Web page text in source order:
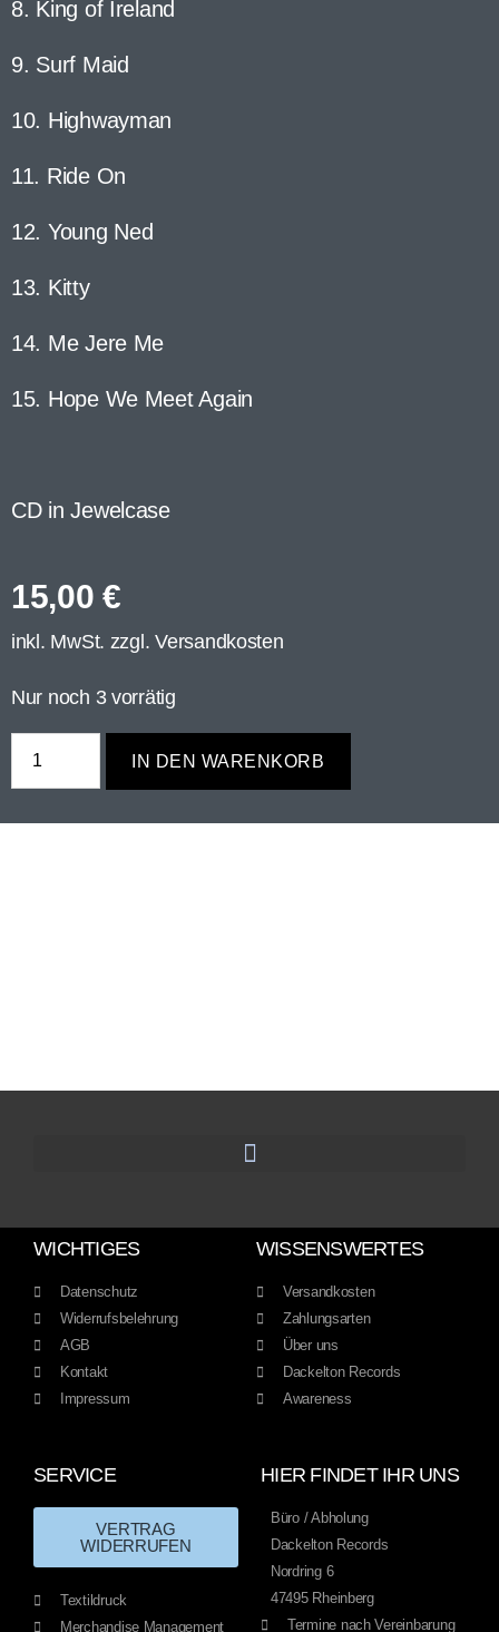
8. King of Ireland
9. Surf Maid
10. Highwayman
11. Ride On
12. Young Ned
13. Kitty
14. Me Jere Me
15. Hope We Meet Again
CD in Jewelcase
15,00€
inkl. MwSt. zzgl.Versandkosten
Nur noch 3 vorrätig
IN DEN WARENKORB
WICHTIGES
Datenschutz
Widerrufsbelehrung
AGB
Kontakt
Impressum
WISSENSWERTES
Versandkosten
Zahlungsarten
Über uns
Dackelton Records
Awareness
SERVICE
VERTRAG
WIDERRUFEN
Textildruck
Merchandise Management
HIER FINDET IHR UNS
Büro / Abholung
Dackelton Records
Nordring 6
47495 Rheinberg
Termine nach Vereinbarung